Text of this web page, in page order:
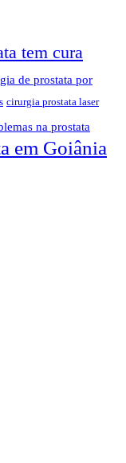
tem cura
de prostata por
cirurgia prostata laser
na prostata
em Goiânia